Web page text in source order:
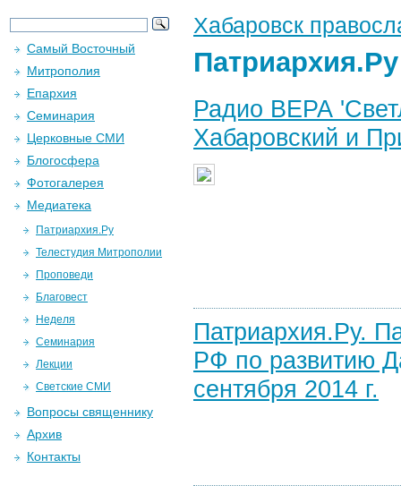
Хабаровск
Патриархия.Ру
Радио ВЕРА
Хабаровский и
Патриархия.Ру.
РФ по развитию
сентября 2014 г.
Самый Восточный
Митрополия
Епархия
Семинария
Церковные СМИ
Блогосфера
Фотогалерея
Медиатека
Патриархия.Ру
Телестудия Митрополии
Проповеди
Благовест
Неделя
Семинария
Лекции
Светские СМИ
Вопросы священнику
Архив
Контакты